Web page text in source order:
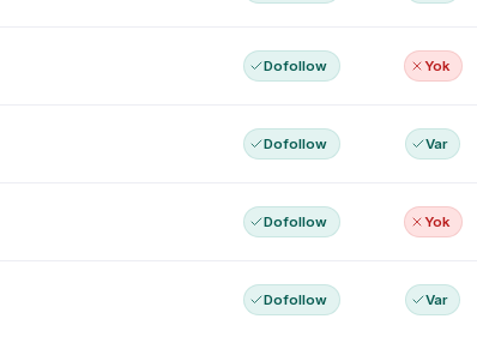
Dofollow Yok
Dofollow Var
Dofollow Yok
Dofollow Var